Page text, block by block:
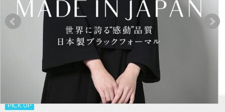
PICK UP